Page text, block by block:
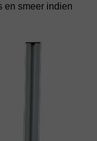
en smeer indien